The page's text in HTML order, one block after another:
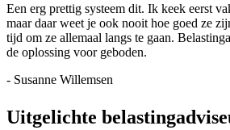
Een erg prettig systeem dit. Ik keek eerst
maar daar weet je ook nooit hoe goed ze
tijd om ze allemaal langs te gaan.
de oplossing voor geboden.
- Susanne Willemsen
Uitgelichte